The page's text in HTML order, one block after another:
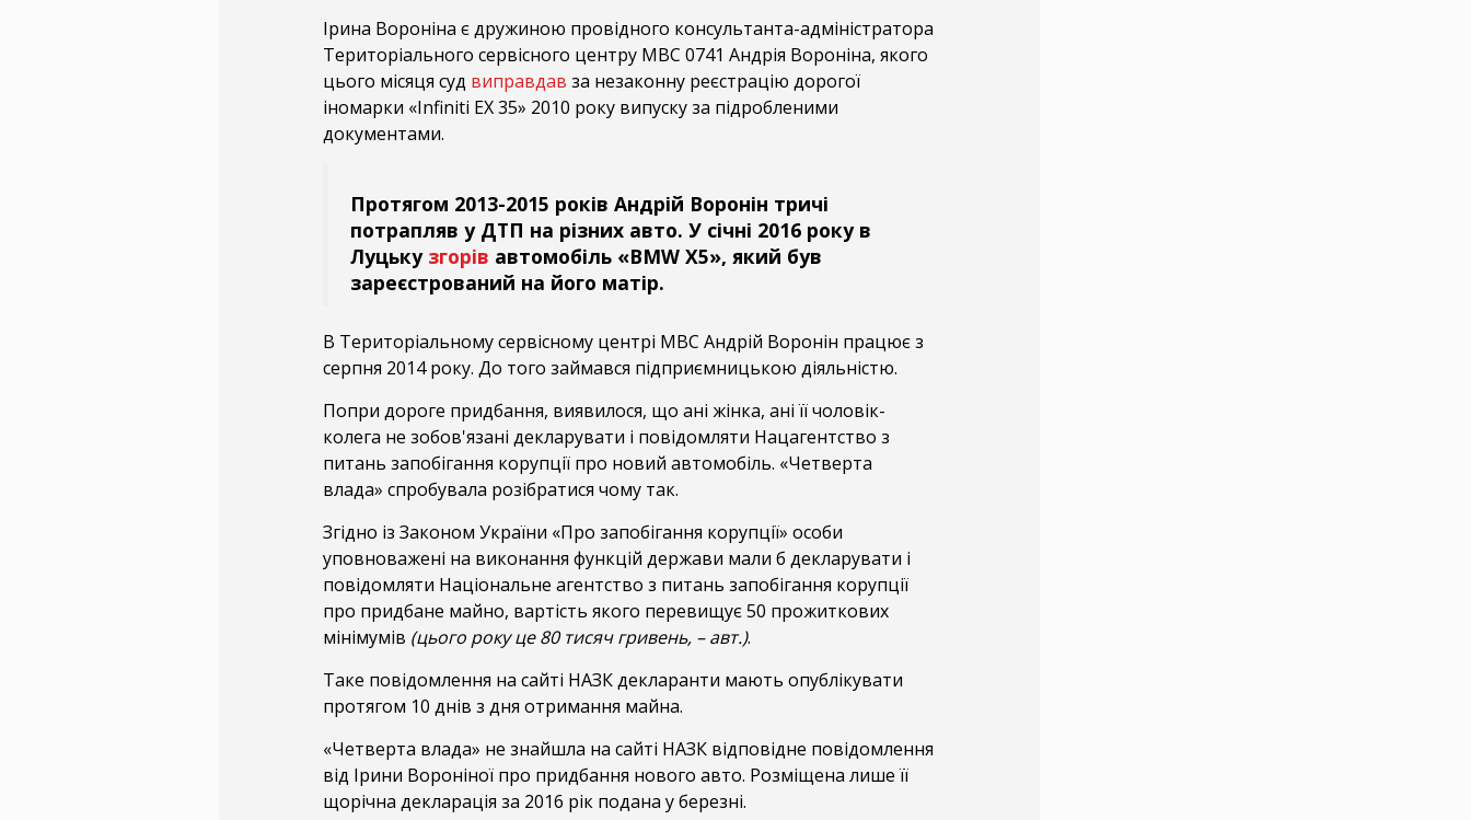
Ірина Вороніна є дружиною провідного консультанта-адміністратора
Територіального сервісного центру МВС 0741 Андрія Вороніна, якого
цього місяця суд виправдав за незаконну реєстрацію дорогої
іномарки «Infiniti ЕХ 35» 2010 року випуску за підробленими
документами.
Протягом 2013-2015 років Андрій Воронін тричі
потрапляв у ДТП на різних авто. У січні 2016 року в
Луцьку згорів автомобіль «BMW X5», який був
зареєстрований на його матір.
В Територіальному сервісному центрі МВС Андрій Воронін працює з
серпня 2014 року. До того займався підприємницькою діяльністю.
Попри дороге придбання, виявилося, що ані жінка, ані її чоловік-
колега не зобов'язані декларувати і повідомляти Нацагентство з
питань запобігання корупції про новий автомобіль. «Четверта
влада» спробувала розібратися чому так.
Згідно із Законом України «Про запобігання корупції» особи
уповноважені на виконання функцій держави мали б декларувати і
повідомляти Національне агентство з питань запобігання корупції
про придбане майно, вартість якого перевищує 50 прожиткових
мінімумів (цього року це 80 тисяч гривень, – авт.).
Таке повідомлення на сайті НАЗК декларанти мають опублікувати
протягом 10 днів з дня отримання майна.
«Четверта влада» не знайшла на сайті НАЗК відповідне повідомлення
від Ірини Вороніної про придбання нового авто. Розміщена лише її
щорічна декларація за 2016 рік подана у березні.